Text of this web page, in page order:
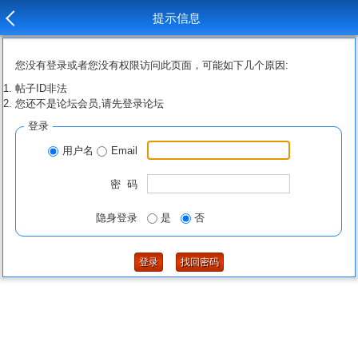
提示信息
您没有登录或者您没有权限访问此页面，可能如下几个原因:
帖子ID非法
您还不是论坛会员,请先登录论坛
登录
用户名 Email
密 码
隐身登录 是 否